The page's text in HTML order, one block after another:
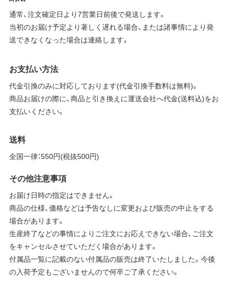
通常、注文確定日より7営業日前後で発送します。
当初のお届け予定より著しく遅れる場合、または諸事情により発
送できなくなった場合は連絡します。
お支払い方法
代金引換のみに対応しております(代金引換手数料は無料)。
商品お届けの際に、商品と引き換えに運送会社へ代金(送料込)をお
支払いください。
送料
全国一律：550円(税抜500円)
その他注意事項
お届け日時の指定はできません。
商品の仕様、価格などは予告なしに変更および販売の中止をする
場合があります。
生産終了などの事情によりご注文にお応えできない場合、ご注文
をキャンセルさせていただく場合があります。
付属品一覧に記載のない付属品の販売は終了いたしました。今後
の入荷予定もございませんので何卒ご了承ください。